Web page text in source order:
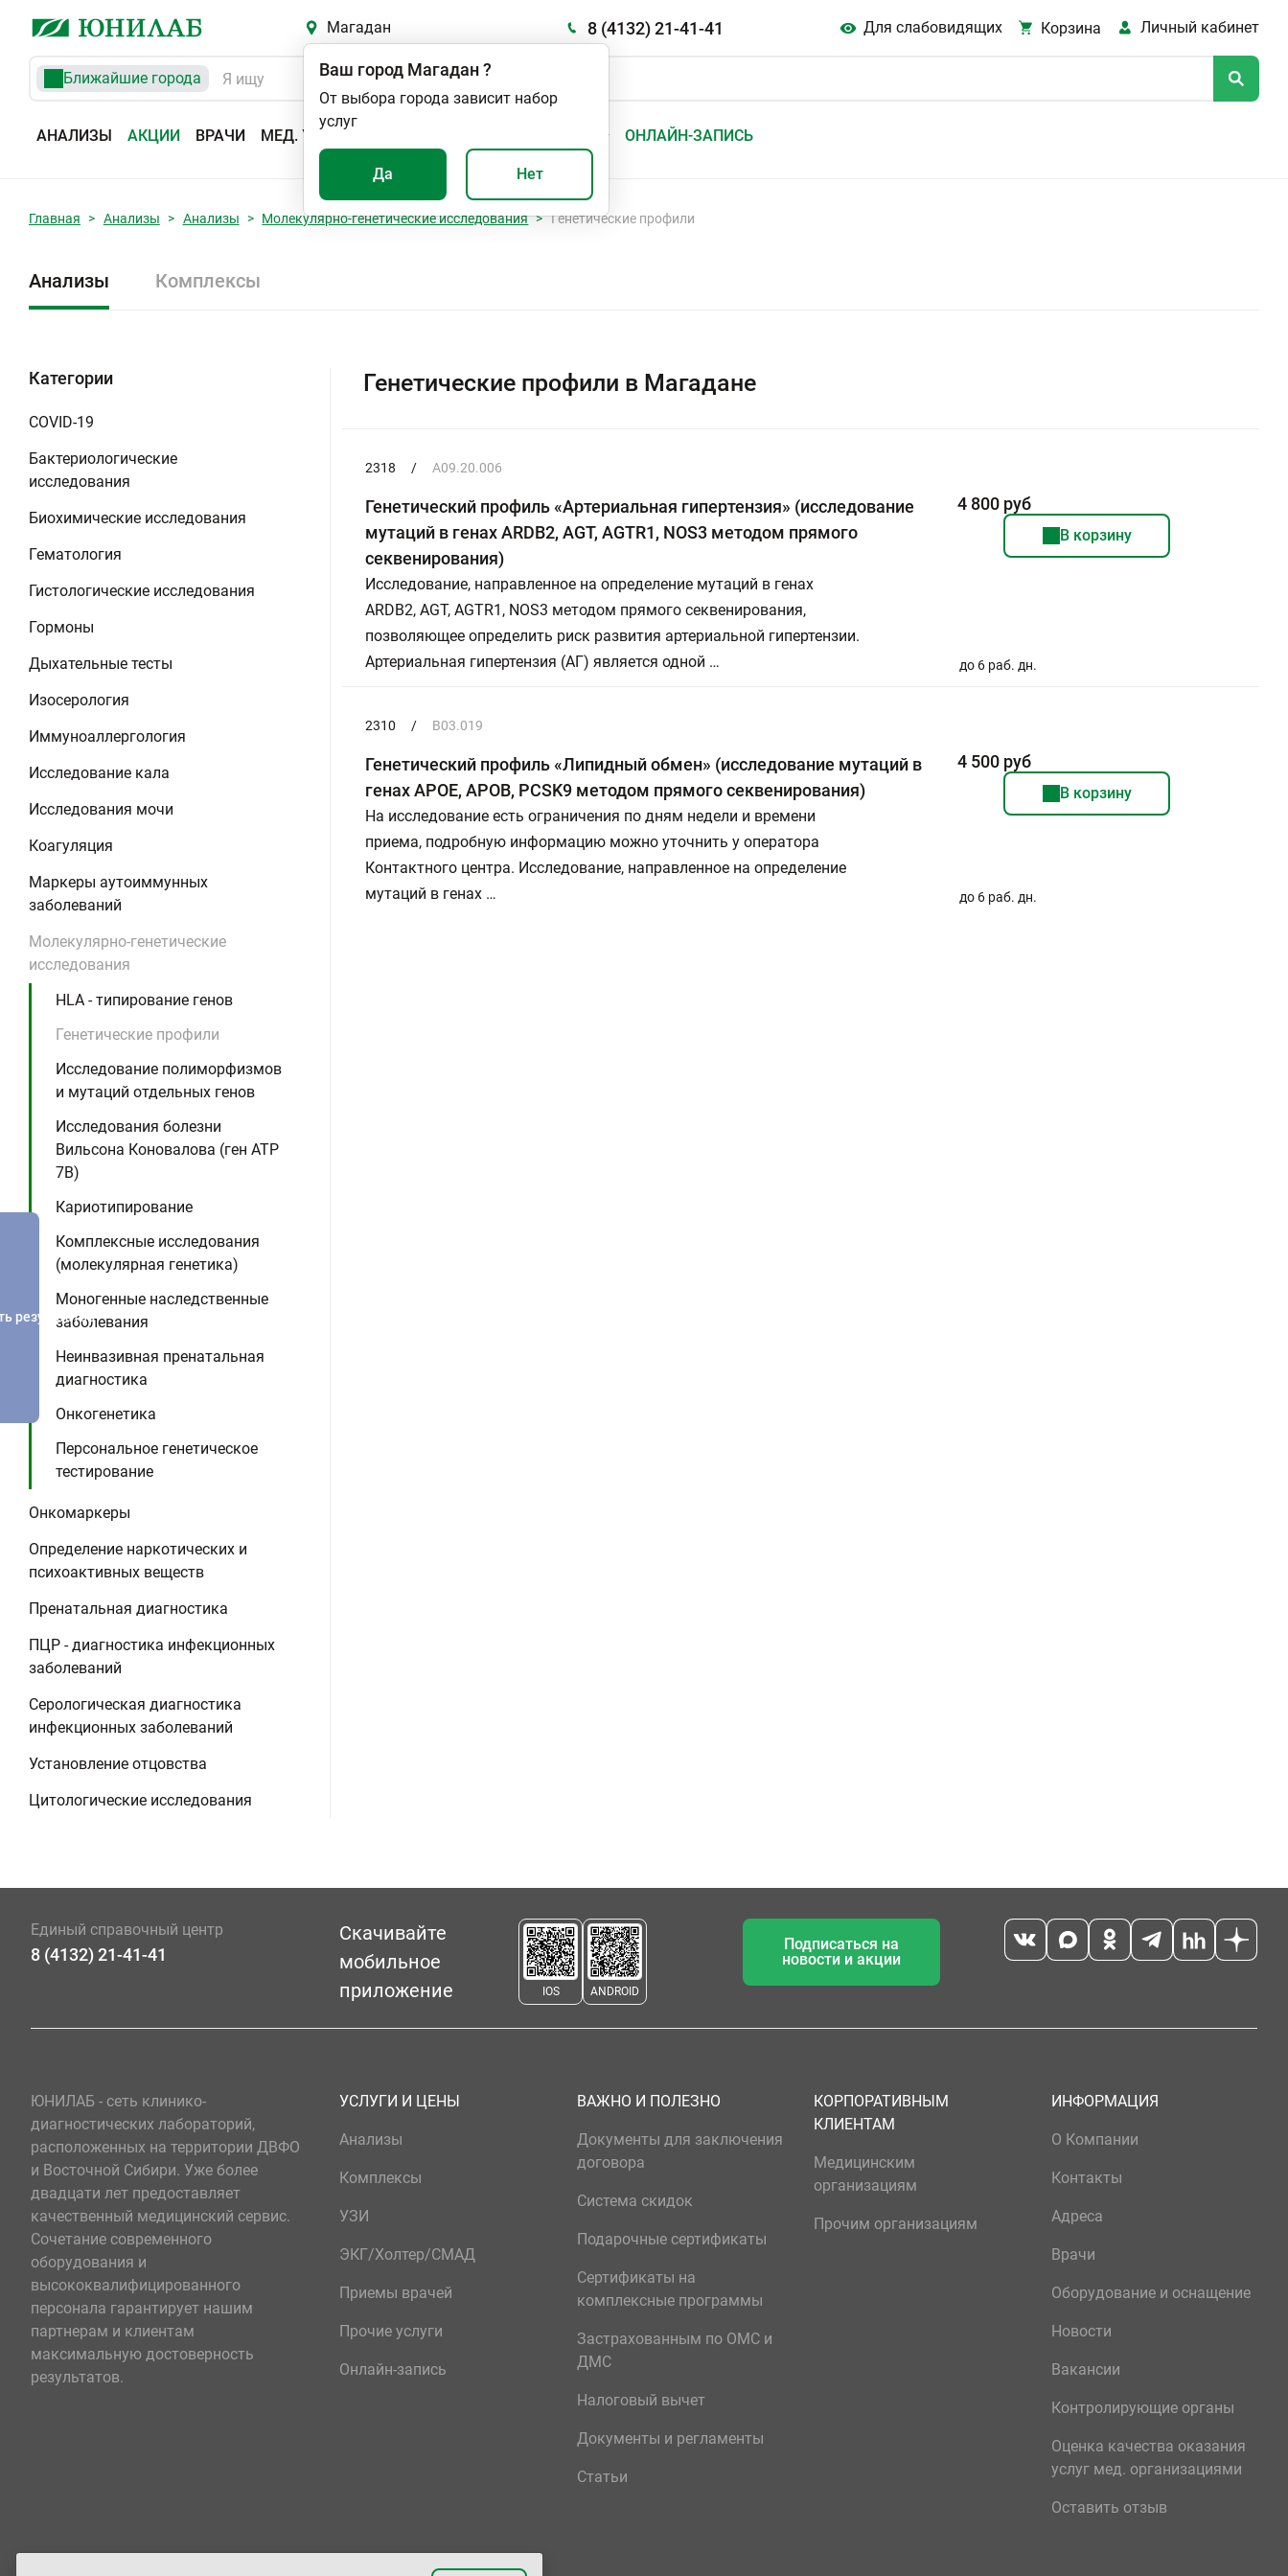
Магадан 8 (4132) 21-41-41 Для слабовидящих Корзина Личный кабинет
Ближайшие города
АНАЛИЗЫ АКЦИИ ВРАЧИ МЕД. УСЛУГИ ОНЛАЙН-ЗАПИСЬ
Ваш город Магадан?
От выбора города зависит набор
услуг
Да Нет
Главная Анализы Анализы Молекулярно-генетические исследования Генетические профили
Анализы Комплексы
Категории
COVID-19
Бактериологические
исследования
Биохимические исследования
Гематология
Гистологические исследования
Гормоны
Дыхательные тесты
Изосерология
Иммуноаллергология
Исследование кала
Исследования мочи
Коагуляция
Маркеры аутоиммунных
заболеваний
Молекулярно-генетические
исследования
HLA - типирование генов
Генетические профили
Исследование полиморфизмов
и мутаций отдельных генов
Исследования болезни
Вильсона Коновалова (ген ATP
7B)
Кариотипирование
Комплексные исследования
(молекулярная генетика)
Моногенные наследственные
заболевания
Неинвазивная пренатальная
диагностика
Онкогенетика
Персональное генетическое
тестирование
Онкомаркеры
Определение наркотических и
психоактивных веществ
Пренатальная диагностика
ПЦР - диагностика инфекционных
заболеваний
Серологическая диагностика
инфекционных заболеваний
Установление отцовства
Цитологические исследования
Генетические профили в Магадане
2318 / A09.20.006
Генетический профиль «Артериальная гипертензия» (исследование
мутаций в генах ARDB2, AGT, AGTR1, NOS3 методом прямого
секвенирования)
Исследование, направленное на определение мутаций в генах
ARDB2, AGT, AGTR1, NOS3 методом прямого секвенирования,
позволяющее определить риск развития артериальной гипертензии.
Артериальная гипертензия (АГ) является одной …
4 800 руб
В корзину
до 6 раб. дн.
2310 / B03.019
Генетический профиль «Липидный обмен» (исследование мутаций в
генах APOE, APOB, PCSK9 методом прямого секвенирования)
На исследование есть ограничения по дням недели и времени
приема, подробную информацию можно уточнить у оператора
Контактного центра. Исследование, направленное на определение
мутаций в генах …
4 500 руб
В корзину
до 6 раб. дн.
результатов
Единый справочный центр
8 (4132) 21-41-41
Скачивайте
мобильное
приложение
IOS ANDROID
Подписаться на
новости и акции
ЮНИЛАБ - сеть клинико-
диагностических лабораторий,
расположенных на территории ДВФО
и Восточной Сибири. Уже более
двадцати лет предоставляет
качественный медицинский сервис.
Сочетание современного
оборудования и
высококвалифицированного
персонала гарантирует нашим
партнерам и клиентам
максимальную достоверность
результатов.
УСЛУГИ И ЦЕНЫ
Анализы
Комплексы
УЗИ
ЭКГ/Холтер/СМАД
Приемы врачей
Прочие услуги
Онлайн-запись
ВАЖНО И ПОЛЕЗНО
Документы для заключения
договора
Система скидок
Подарочные сертификаты
Сертификаты на
комплексные программы
Застрахованным по ОМС и
ДМС
Налоговый вычет
Документы и регламенты
Статьи
КОРПОРАТИВНЫМ
КЛИЕНТАМ
Медицинским
организациям
Прочим организациям
ИНФОРМАЦИЯ
О Компании
Контакты
Адреса
Врачи
Оборудование и оснащение
Новости
Вакансии
Контролирующие органы
Оценка качества оказания
услуг мед. организациями
Оставить отзыв